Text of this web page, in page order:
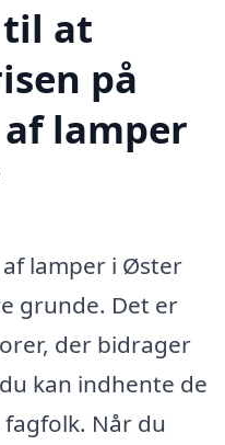
til at
på
lamper
lamper i Øster
grunde. Det er
der bidrager
kan indhente de
Når du